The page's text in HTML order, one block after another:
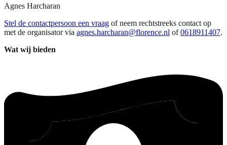
Agnes Harcharan
Stel de contactpersoon een vraag of neem rechtstreeks contact op
met de organisator via agnes.harcharan@florence.nl of 0618911407.
Wat wij bieden